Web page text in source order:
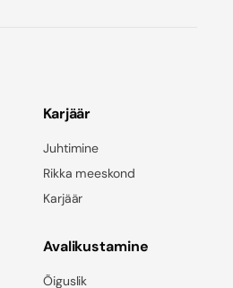
Karjäär
Juhtimine
Rikka meeskond
Karjäär
Avalikustamine
Õiguslik